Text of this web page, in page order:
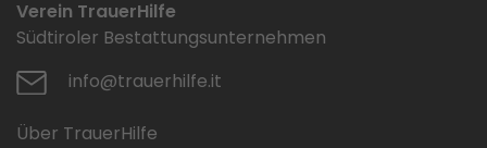
Verein TrauerHilfe
Südtiroler Bestattungsunternehmen
info@trauerhilfe.it
Über TrauerHilfe